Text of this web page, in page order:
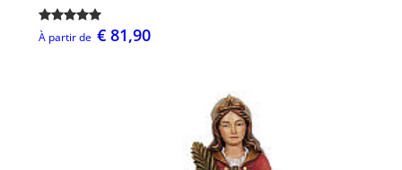
À partir de € 81,90